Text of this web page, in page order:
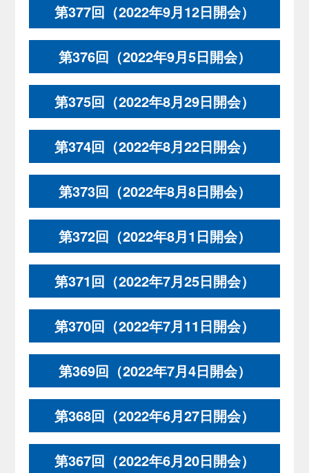
第377回（2022年9月12日開会）
第376回（2022年9月5日開会）
第375回（2022年8月29日開会）
第374回（2022年8月22日開会）
第373回（2022年8月8日開会）
第372回（2022年8月1日開会）
第371回（2022年7月25日開会）
第370回（2022年7月11日開会）
第369回（2022年7月4日開会）
第368回（2022年6月27日開会）
第367回（2022年6月20日開会）